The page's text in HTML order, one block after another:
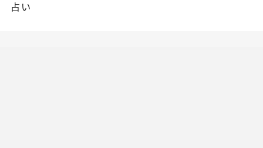
占い